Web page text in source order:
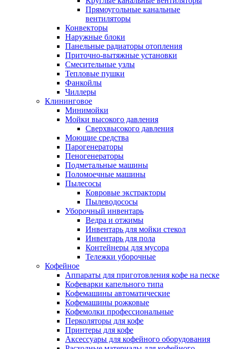
Прямоугольные канальные
вентиляторы
Конвекторы
Наружные блоки
Панельные радиаторы отопления
Приточно-вытяжные установки
Смесительные узлы
Тепловые пушки
Фанкойлы
Чиллеры
Клининговое
Минимойки
Мойки высокого давления
Сверхвысокого давления
Моющие средства
Парогенераторы
Пеногенераторы
Подметальные машины
Поломоечные машины
Пылесосы
Ковровые экстракторы
Пылеводососы
Уборочный инвентарь
Ведра и отжимы
Инвентарь для мойки стекол
Инвентарь для пола
Контейнеры для мусора
Тележки уборочные
Кофейное
Аппараты для приготовления кофе на песке
Кофеварки капельного типа
Кофемашины автоматические
Кофемашины рожковые
Кофемолки профессиональные
Перколяторы для кофе
Принтеры для кофе
Аксессуары для кофейного оборудования